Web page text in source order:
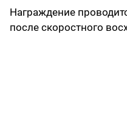
Награждение
после скоростного